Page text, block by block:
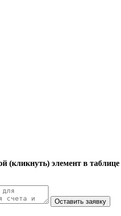
(кликнуть) элемент в таблице